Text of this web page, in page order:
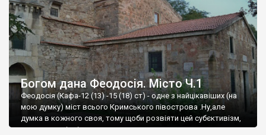
Богом дана Феодосія. Місто Ч.1
Феодосія (Кафа-12 (13) -15 (18) ст) - одне з найцікавіших (на
мою думку) міст всього Кримського півострова .Ну,але
думка в кожного своя, тому щоби розвіяти цей субєктивізм,
запрошую відвідати це